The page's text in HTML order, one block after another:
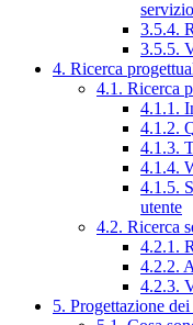
servizio
3.5.4.
3.5.5.
4. Ricerca
4.1. Ricerca
4.1.1.
4.1.2.
4.1.3.
4.1.4.
4.1.5.
utente
4.2. Ricerca
4.2.1.
4.2.2.
4.2.3.
5. Progettazione